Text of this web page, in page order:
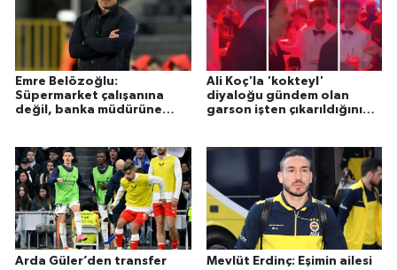
Emre Belözoğlu:
Süpermarket çalışanına
değil, banka müdürüne
Ali Koç'la 'kokteyl'
diyaloğu gündem olan
garson işten çıkarıldığını
Arda Güler’den transfer
Mevlüt Erdinç: Eşimin ailesi